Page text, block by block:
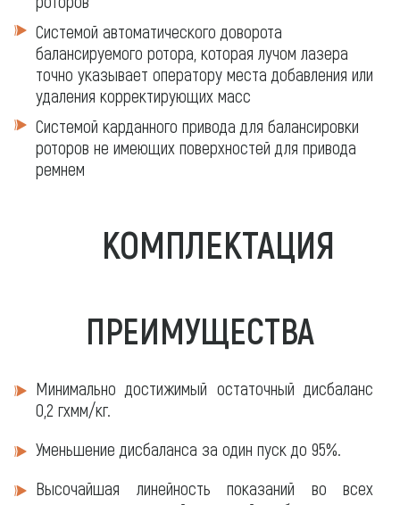
Системой автоматического доворота
балансируемого ротора, которая лучом лазера
точно указывает оператору места добавления или
удаления корректирующих масс
Системой карданного привода для балансировки
роторов не имеющих поверхностей для привода
ремнем
КОМПЛЕКТАЦИЯ
ПРЕИМУЩЕСТВА
Минимально достижимый остаточный дисбаланс
0,2 гхмм/кг.
Уменьшение дисбаланса за один пуск до 95%.
Высочайшая линейность показаний во всех